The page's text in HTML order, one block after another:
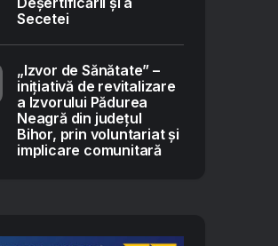
Secetei
„Izvor de Sănătate” –
inițiativă de revitalizare
a Izvorului Pădurea
Neagră din județul
Bihor, prin voluntariat și
implicare comunitară